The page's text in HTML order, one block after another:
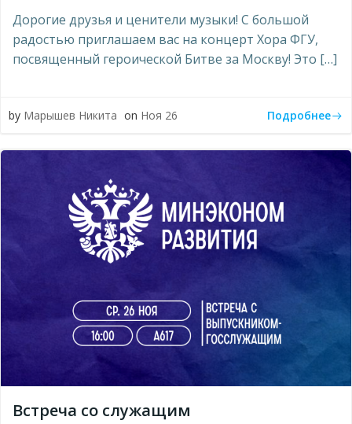
Дорогие друзья и ценители музыки! С большой
радостью приглашаем вас на концерт Хора ФГУ,
посвященный героической Битве за Москву! Это […]
by Марышев Никита on Ноя 26 Подробнее
Встреча со служащим